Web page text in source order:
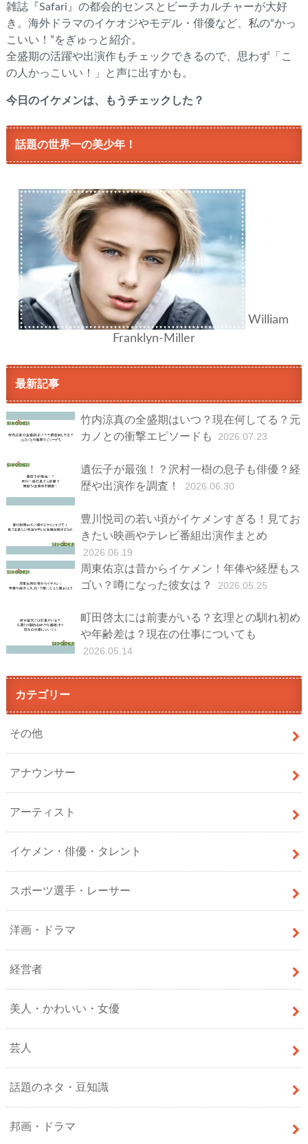
雑誌『Safari』の都会的センスとビーチカルチャーが大好
き。海外ドラマのイケオジやモデル・俳優など、私の“かっ
こいい！”をぎゅっと紹介。
全盛期の活躍や出演作もチェックできるので、思わず「こ
の人かっこいい！」と声に出すかも。
今日のイケメンは、もうチェックした？
話題の世界一の美少年！
William
Franklyn-Miller
最新記事
竹内涼真の全盛期はいつ？現在何してる？元
カノとの衝撃エピソードも
2026.07.23
遺伝子が最強！？沢村一樹の息子も俳優？経
歴や出演作を調査！
2026.06.30
豊川悦司の若い頃がイケメンすぎる！見てお
きたい映画やテレビ番組出演作まとめ
2026.06.19
周東佑京は昔からイケメン！年俸や経歴もス
ゴい？噂になった彼女は？
2026.05.25
町田啓太には前妻がいる？玄理との馴れ初め
や年齢差は？現在の仕事についても
2026.05.14
カテゴリー
その他
アナウンサー
アーティスト
イケメン・俳優・タレント
スポーツ選手・レーサー
洋画・ドラマ
経営者
美人・かわいい・女優
芸人
話題のネタ・豆知識
邦画・ドラマ